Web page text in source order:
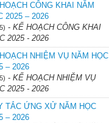
phê duyệt tài liệu giáo
lớp 1,2,3,4,5 sử dụng
giáo dục phổ thông của
(26/05/2025)
kê đánh gia năng lực, phẩm
sinh cuối năm (26/05/2025)
CÔNG KHAI NĂM
2025 – 2026
- KẾ HOẠCH CÔNG KHAI
2025 - 2026
NHIỆM VỤ NĂM HỌC
– 2026
- KẾ HOẠCH NHIỆM VỤ
2025 - 2026
TẮC ỨNG XỬ NĂM HỌC
– 2026